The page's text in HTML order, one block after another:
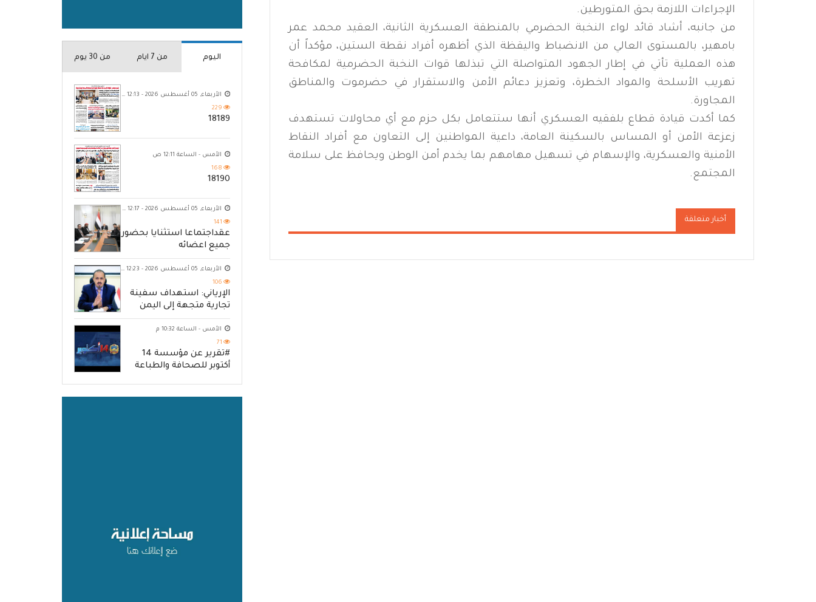
الإجراءات اللازمة بحق المتورطين.
من جانبه، أشاد قائد لواء النخبة الحضرمي بالمنطقة العسكرية الثانية، العقيد محمد عمر
بامهير، بالمستوى العالي من الانضباط واليقظة الذي أظهره أفراد نقطة الستين، مؤكداً أن
هذه العملية تأتي في إطار الجهود المتواصلة التي تبذلها قوات النخبة الحضرمية لمكافحة
تهريب الأسلحة والمواد الخطرة، وتعزيز دعائم الأمن والاستقرار في حضرموت والمناطق
المجاورة.
كما أكدت قيادة قطاع بلفقيه العسكري أنها ستتعامل بكل حزم مع أي محاولات تستهدف
زعزعة الأمن أو المساس بالسكينة العامة، داعية المواطنين إلى التعاون مع أفراد النقاط
الأمنية والعسكرية، والإسهام في تسهيل مهامهم بما يخدم أمن الوطن ويحافظ على سلامة
المجتمع.
أخبار متعلقة
اليوم من 7 ايام من 30 يوم
الأربعاء, 05 أغسطس 2026 - 12:13 ص
229
18189
الأمس - الساعة 12:11 ص
168
18190
الأربعاء, 05 أغسطس 2026 - 12:17 ص
141
عقداجتماعا استثنايا بحضور
جميع اعضائه
الأربعاء, 05 أغسطس 2026 - 12:23 ص
106
الإرياني: استهداف سفينة
تجارية متجهة إلى اليمن
يكشف حصار الحوثي للشعب
الأمس - الساعة 10:32 م
71
#تقرير عن مؤسسة 14
أكتوبر للصحافة والطباعة